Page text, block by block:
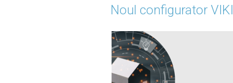
Noul configurator VIKI